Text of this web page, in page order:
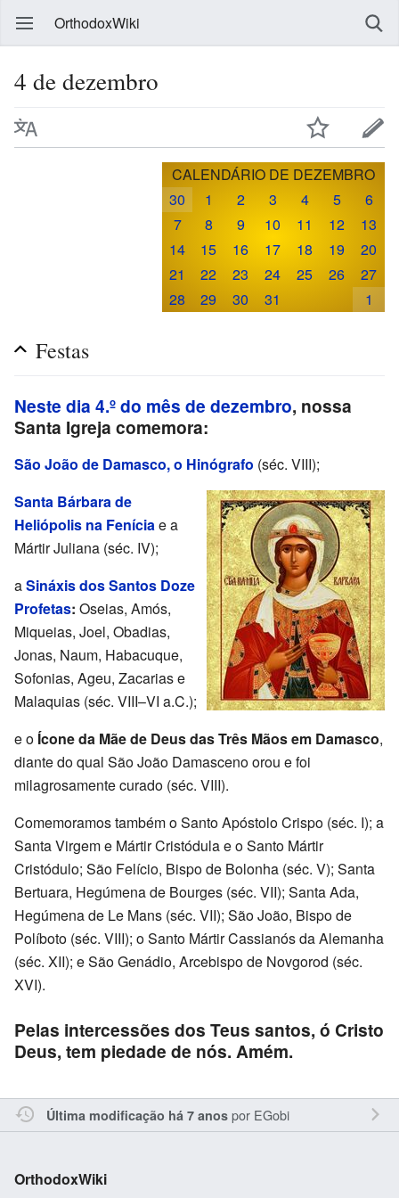
OrthodoxWiki
4 de dezembro
CALENDÁRIO DE DEZEMBRO
30
1 2 3 4 5
6
7
8 9 10 11 12
13
14
15 16 17 18 19
20
21
22 23 24 25 26
27
28
29 30 31 1
Festas
Neste dia 4.º do mês de dezembro, nossa
Santa Igreja comemora:
São João de Damasco, o Hinógrafo (séc. VIII);
Santa Bárbara de
Heliópolis na Fenícia e a
Mártir Juliana (séc. IV);
aSináxis dos Santos Doze
Profetas: Oseias, Amós,
Miqueias, Joel, Obadias,
Jonas, Naum, Habacuque,
Sofonias, Ageu, Zacarias e
Malaquias (séc. VIII–VI a.C.);
e o Ícone da Mãe de Deus das Três Mãos em Damasco,
diante do qual São João Damasceno orou e foi
milagrosamente curado (séc. VIII).
Comemoramos também o Santo Apóstolo Crispo (séc. I); a
Santa Virgem e Mártir Cristódula e o Santo Mártir
Cristódulo; São Felício, Bispo de Bolonha (séc. V); Santa
Bertuara, Hegúmena de Bourges (séc. VII); Santa Ada,
Hegúmena de Le Mans (séc. VII); São João, Bispo de
Políboto (séc. VIII); o Santo Mártir Cassianós da Alemanha
(séc. XII); e São Genádio, Arcebispo de Novgorod (séc.
XVI).
Pelas intercessões dos Teus santos, ó Cristo
Deus, tem piedade de nós. Amém.
Última modificação há 7 anospor EGobi
OrthodoxWiki